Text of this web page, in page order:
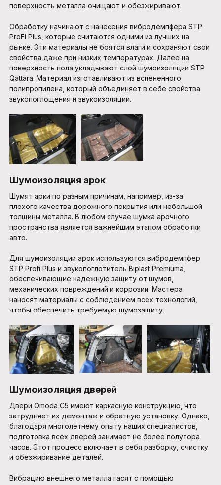
поверхность металла очищают и обезжиривают.
Обработку начинают с нанесения вибродемпфера STP
ProFi Plus, которые считаются одними из лучших на
рынке. Эти материалы не боятся влаги и сохраняют свои
свойства даже при низких температурах. Далее на
поверхность пола укладывают слой шумоизоляции STP
Qattara. Материал изготавливают из вспененного
полипропилена, который объединяет в себе свойства
звукопоглощения и звукоизоляции.
Шумоизоляция арок
Шумят арки по разным причинам, например, из-за
плохого качества дорожного покрытия или небольшой
толщины металла. В любом случае шумка арочного
пространства является важнейшим этапом обработки
авто.
Для шумоизоляции арок используются вибродемпфер
STP Profi Plus и звукопоглотитель Biplast Premiuma,
обеспечивающие надежную защиту от шумов,
механических повреждений и коррозии. Мастера
наносят материалы с соблюдением всех технологий,
чтобы обеспечить требуемую шумозащиту.
Шумоизоляция дверей
Двери Omoda C5 имеют каркасную конструкцию, что
затрудняет их демонтаж и обратную установку. Однако,
благодаря многолетнему опыту наших специалистов,
подготовка всех дверей занимает не более полутора
часов. Этот процесс включает в себя разборку, очистку
и обезжиривание деталей.
Вибрацию внешнего металла гасят с помощью